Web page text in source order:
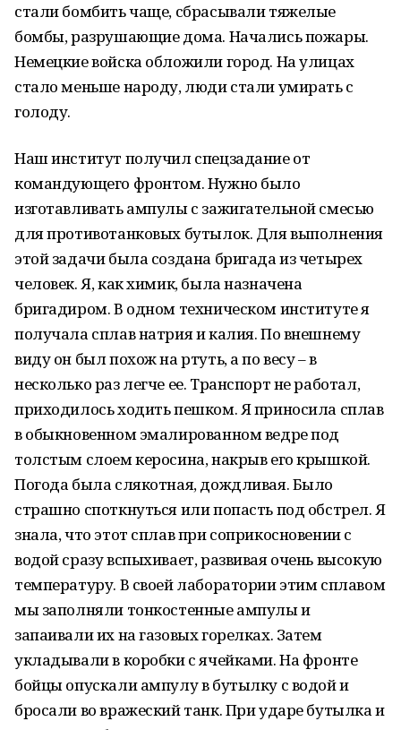
стали бомбить чаще, сбрасывали тяжелые
бомбы, разрушающие дома. Начались пожары.
Немецкие войска обложили город. На улицах
стало меньше народу, люди стали умирать с
голоду.
Наш институт получил спецзадание от
командующего фронтом. Нужно было
изготавливать ампулы с зажигательной смесью
для противотанковых бутылок. Для выполнения
этой задачи была создана бригада из четырех
человек. Я, как химик, была назначена
бригадиром. В одном техническом институте я
получала сплав натрия и калия. По внешнему
виду он был похож на ртуть, а по весу – в
несколько раз легче ее. Транспорт не работал,
приходилось ходить пешком. Я приносила сплав
в обыкновенном эмалированном ведре под
толстым слоем керосина, накрыв его крышкой.
Погода была слякотная, дождливая. Было
страшно споткнуться или попасть под обстрел. Я
знала, что этот сплав при соприкосновении с
водой сразу вспыхивает, развивая очень высокую
температуру. В своей лаборатории этим сплавом
мы заполняли тонкостенные ампулы и
запаивали их на газовых горелках. Затем
укладывали в коробки с ячейками. На фронте
бойцы опускали ампулу в бутылку с водой и
бросали во вражеский танк. При ударе бутылка и